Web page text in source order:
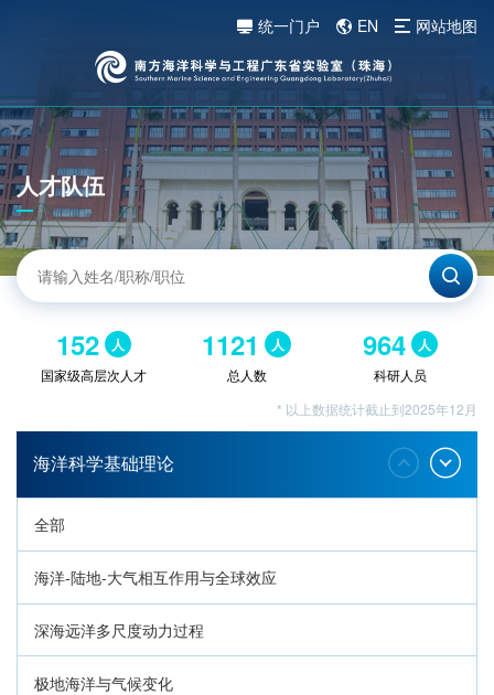
统一门户 EN 网站地图
人才队伍
152 人
国家级高层次人才
1121 人
总人数
964 人
科研人员
* 以上数据统计截止到2025年12月
海洋科学基础理论
全部
海洋-陆地-大气相互作用与全球效应
深海远洋多尺度动力过程
极地海洋与气候变化